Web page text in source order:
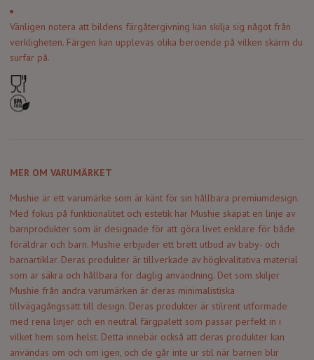
Vänligen notera att bildens färgåtergivning kan skilja sig något från
verkligheten. Färgen kan upplevas olika beroende på vilken skärm du
surfar på.
MER OM VARUMÄRKET
Mushie är ett varumärke som är känt för sin hållbara premiumdesign.
Med fokus på funktionalitet och estetik har Mushie skapat en linje av
barnprodukter som är designade för att göra livet enklare för både
föräldrar och barn. Mushie erbjuder ett brett utbud av baby- och
barnartiklar. Deras produkter är tillverkade av högkvalitativa material
som är säkra och hållbara för daglig användning. Det som skiljer
Mushie från andra varumärken är deras minimalistiska
tillvägagångssätt till design. Deras produkter är stilrent utformade
med rena linjer och en neutral färgpalett som passar perfekt in i
vilket hem som helst. Detta innebär också att deras produkter kan
användas om och om igen, och de går inte ur stil när barnen blir